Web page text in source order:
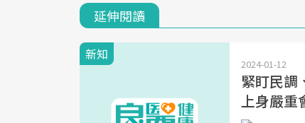
延伸閱讀
新知
2024-01-12
緊盯民調
上身嚴重